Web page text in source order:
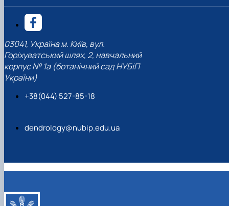
03041, Україна м. Київ, вул.
Горіхуватський шлях, 2, навчальний
корпус № 1а (ботанічний сад НУБіП
України)
+38(044) 527-85-18
dendrology@nubip.edu.ua